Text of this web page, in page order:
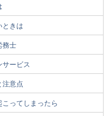
ときは
務士
ービス
注意点
ってしまったら